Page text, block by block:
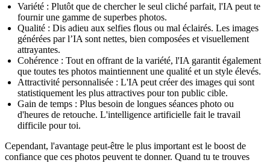
Variété: Plutôt que de chercher le seul cliché parfait, l'IA peut te
fournir une gamme de superbes photos.
Qualité: Dis adieu aux selfies flous ou mal éclairés. Les images
générées par l’IA sont nettes, bien composées et visuellement
attrayantes.
Cohérence: Tout en offrant de la variété, l'IA garantit également
que toutes tes photos maintiennent une qualité et un style élevés.
Attractivité personnalisée: L'IA peut créer des images qui sont
statistiquement les plus attractives pour ton public cible.
Gain de temps: Plus besoin de longues séances photo ou
d'heures de retouche. L'intelligence artificielle fait le travail
difficile pour toi.
Cependant, l'avantage peut-être le plus important est le boost de
confiance que ces photos peuvent te donner. Quand tu te trouves